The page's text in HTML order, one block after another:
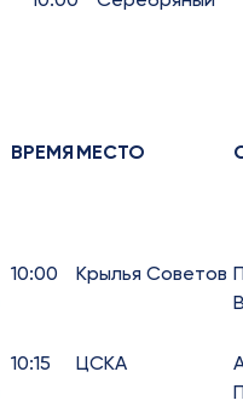
ВРЕМЯ МЕСТО
10:00 Крылья Советов
10:15 ЦСКА